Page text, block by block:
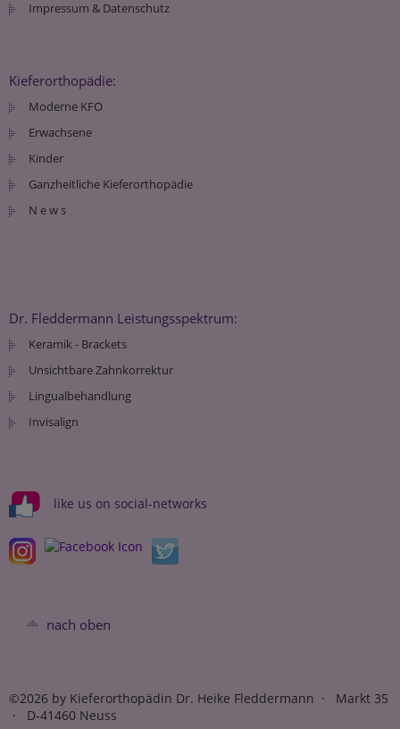
Impressum & Datenschutz
Kieferorthopädie:
Moderne KFO
Erwachsene
Kinder
Ganzheitliche Kieferorthopädie
N e w s
Dr. Fleddermann Leistungsspektrum:
Keramik - Brackets
Unsichtbare Zahnkorrektur
Lingualbehandlung
Invisalign
like us on social-networks
nach oben
©2026 by Kieferorthopädin Dr. Heike Fleddermann · Markt 35
· D-41460 Neuss